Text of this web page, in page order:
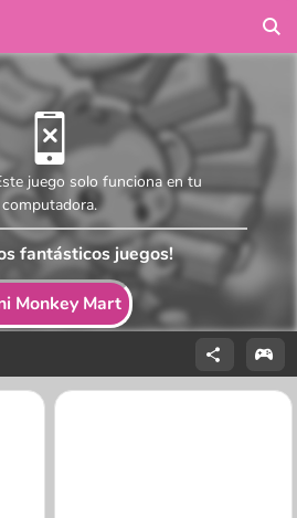
Monkey Mart
juego solo funciona en tu
computadora.
fantásticos juegos!